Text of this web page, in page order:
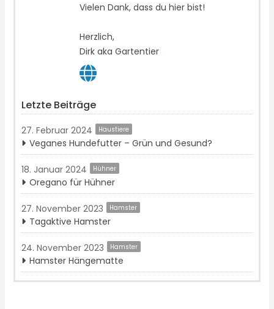
Vielen Dank, dass du hier bist!
Herzlich,
Dirk aka Gartentier
Letzte Beiträge
27. Februar 2024 Haustiere
Veganes Hundefutter – Grün und Gesund?
18. Januar 2024 Hühner
Oregano für Hühner
27. November 2023 Hamster
Tagaktive Hamster
24. November 2023 Hamster
Hamster Hängematte